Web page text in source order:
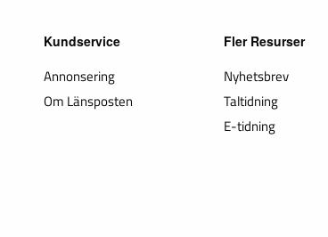
Kundservice
Annonsering
Om Länsposten
Fler Resurser
Nyhetsbrev
Taltidning
E-tidning